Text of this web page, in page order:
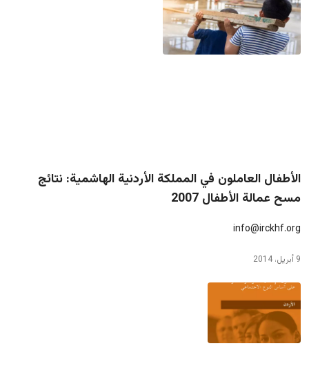
الأطفال العاملون في المملكة الأردنية الهاشمية: نتائج
مسح عمالة الأطفال 2007
info@irckhf.org
9 أبريل، 2014